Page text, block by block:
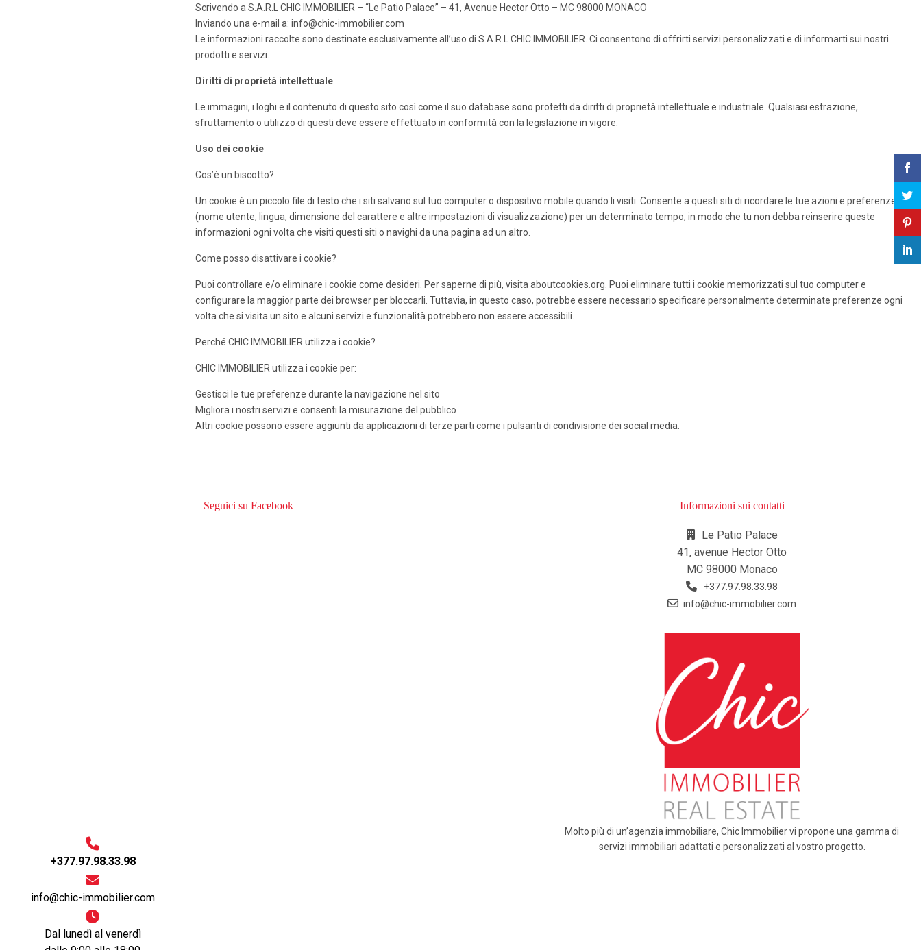
+377.97.98.33.98
info@chic-immobilier.com
Dal lunedì al venerdì
Scrivendo a S.A.R.L CHIC IMMOBILIER – “Le Patio Palace” – 41, Avenue Hector Otto – MC 98000 MONACO
Inviando una e-mail a: info@chic-immobilier.com
Le informazioni raccolte sono destinate esclusivamente all’uso di S.A.R.L CHIC IMMOBILIER. Ci consentono di offrirti servizi personalizzati e di informarti sui nostri
prodotti e servizi.
Diritti di proprietà intellettuale
Le immagini, i loghi e il contenuto di questo sito così come il suo database sono protetti da diritti di proprietà intellettuale e industriale. Qualsiasi estrazione,
sfruttamento o utilizzo di questi deve essere effettuato in conformità con la legislazione in vigore.
Uso dei cookie
Cos’è un biscotto?
Un cookie è un piccolo file di testo che i siti salvano sul tuo computer o dispositivo mobile quando li visiti. Consente a questi siti di ricordare le tue azioni e preferenze
(nome utente, lingua, dimensione del carattere e altre impostazioni di visualizzazione) per un determinato tempo, in modo che tu non debba reinserire queste
informazioni ogni volta che visiti questi siti o navighi da una pagina ad un altro.
Come posso disattivare i cookie?
Puoi controllare e/o eliminare i cookie come desideri. Per saperne di più, visita aboutcookies.org. Puoi eliminare tutti i cookie memorizzati sul tuo computer e
configurare la maggior parte dei browser per bloccarli. Tuttavia, in questo caso, potrebbe essere necessario specificare personalmente determinate preferenze ogni
volta che si visita un sito e alcuni servizi e funzionalità potrebbero non essere accessibili.
Perché CHIC IMMOBILIER utilizza i cookie?
CHIC IMMOBILIER utilizza i cookie per:
Gestisci le tue preferenze durante la navigazione nel sito
Migliora i nostri servizi e consenti la misurazione del pubblico
Altri cookie possono essere aggiunti da applicazioni di terze parti come i pulsanti di condivisione dei social media.
Seguici su Facebook Informazioni sui contatti
Le Patio Palace
41, avenue Hector Otto
MC 98000 Monaco
+377.97.98.33.98
info@chic-immobilier.com
Molto più di un’agenzia immobiliare, Chic Immobilier vi propone una gamma di
servizi immobiliari adattati e personalizzati al vostro progetto.